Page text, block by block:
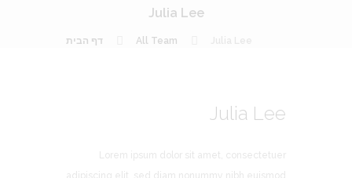
Julia Lee
דף הבית All Team
Julia Lee
Lorem ipsum dolor sit amet, consectetuer
adipiscing elit, sed diam nonummy nibh euismod